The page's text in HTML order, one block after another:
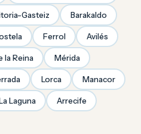
Gasteiz Barakaldo
Ferrol Avilés
la Reina Mérida
Lorca Manacor
Laguna Arrecife